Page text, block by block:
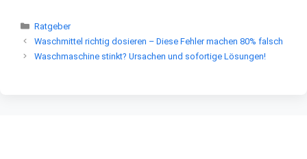
Kategorien
Ratgeber
Waschmittel richtig dosieren – Diese Fehler machen 80% falsch
Waschmaschine stinkt? Ursachen und sofortige Lösungen!